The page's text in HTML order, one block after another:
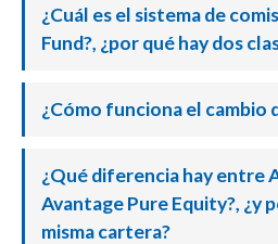
¿Cuál es el sistema de
Fund?, ¿por qué hay dos
¿Cómo funciona el cambio
¿Qué diferencia hay entre
Avantage Pure Equity?, ¿y
misma cartera?